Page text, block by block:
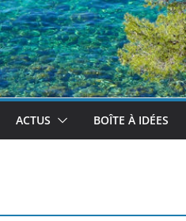
ACTUS BOÎTE À IDÉES